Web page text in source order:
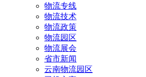
物流专线
物流技术
物流政策
物流园区
物流展会
省市新闻
云南物流园区